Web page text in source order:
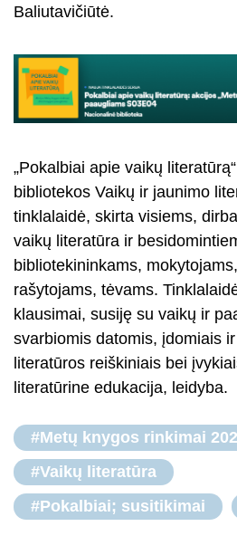
Baliutavičiūtė.
„Pokalbiai apie vaikų
bibliotekos Vaikų ir jaunimo
tinklalaidė, skirta visiems,
vaikų literatūra ir
bibliotekininkams,
rašytojams, tėvams.
klausimai, susiję su vaikų ir
svarbiomis datomis, įdomiais
literatūros reiškiniais bei
literatūrine edukacija, leidyba.
#Metų knygos rinkimai
#Vaikų literatūra
#Pokalbiai; susitikimai